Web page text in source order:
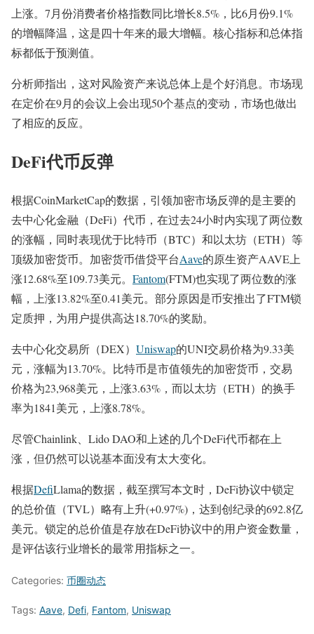
上涨。7月份消费者价格指数同比增长8.5%，比6月份9.1%
的增幅降温，这是四十年来的最大增幅。核心指标和总体指
标都低于预测值。
分析师指出，这对风险资产来说总体上是个好消息。市场现
在定价在9月的会议上会出现50个基点的变动，市场也做出
了相应的反应。
DeFi代币反弹
根据CoinMarketCap的数据，引领加密市场反弹的是主要的
去中心化金融（DeFi）代币，在过去24小时内实现了两位数
的涨幅，同时表现优于比特币（BTC）和以太坊（ETH）等
顶级加密货币。加密货币借贷平台Aave的原生资产AAVE上
涨12.68%至109.73美元。 Fantom(FTM)也实现了两位数的涨
幅，上涨13.82%至0.41美元。部分原因是币安推出了FTM锁
定质押，为用户提供高达18.70%的奖励。
去中心化交易所（DEX） Uniswap的UNI交易价格为9.33美
元，涨幅为13.70%。比特币是市值领先的加密货币，交易
价格为23,968美元，上涨3.63%，而以太坊（ETH）的换手
率为1841美元，上涨8.78%。
尽管Chainlink、Lido DAO和上述的几个DeFi代币都在上
涨，但仍然可以说基本面没有太大变化。
根据DefiLlama的数据，截至撰写本文时，DeFi协议中锁定
的总价值（TVL）略有上升(+0.97%)，达到创纪录的692.8亿
美元。锁定的总价值是存放在DeFi协议中的用户资金数量，
是评估该行业增长的最常用指标之一。
Categories: 币圈动态
Tags: Aave, Defi, Fantom, Uniswap